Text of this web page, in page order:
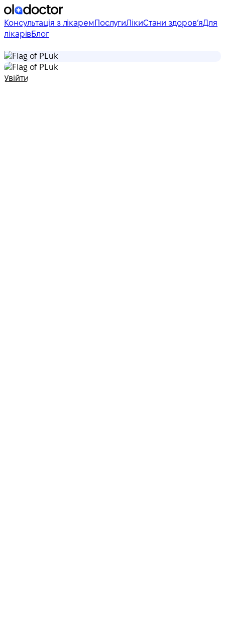
Консультація з лікарем ПослугиЛікиСтани здоровʼяДля
лікарівБлог
uk
uk
Увійти